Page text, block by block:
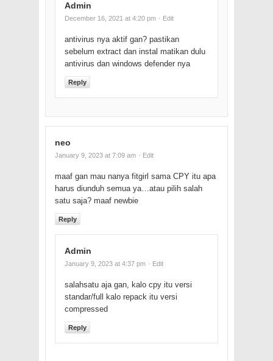
Admin
December 16, 2021 at 4:20 pm · Edit
antivirus nya aktif gan? pastikan
sebelum extract dan instal matikan dulu
antivirus dan windows defender nya
Reply
neo
January 9, 2023 at 7:09 am · Edit
maaf gan mau nanya fitgirl sama CPY itu apa
harus diunduh semua ya…atau pilih salah
satu saja? maaf newbie
Reply
Admin
January 9, 2023 at 4:37 pm · Edit
salahsatu aja gan, kalo cpy itu versi
standar/full kalo repack itu versi
compressed
Reply